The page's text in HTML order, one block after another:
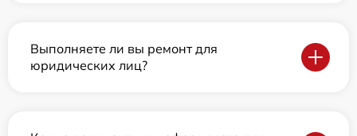
Выполняете ли вы ремонт для
юридических лиц?